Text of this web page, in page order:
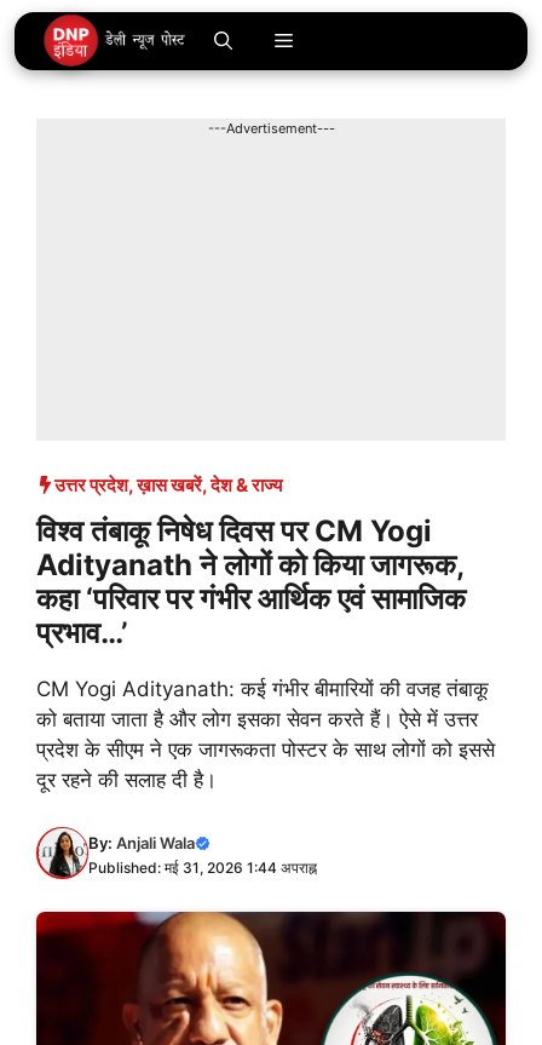
Skip
to
content
Menu
---Advertisement---
उत्तर प्रदेश,ख़ास खबरें,देश & राज्य
विश्व तंबाकू निषेध दिवस पर CM Yogi
Adityanath ने लोगों को किया जागरूक,
कहा ‘परिवार पर गंभीर आर्थिक एवं सामाजिक
प्रभाव…’
CM Yogi Adityanath: कई गंभीर बीमारियों की वजह तंबाकू
को बताया जाता है और लोग इसका सेवन करते हैं। ऐसे में उत्तर
प्रदेश के सीएम ने एक जागरूकता पोस्टर के साथ लोगों को इससे
दूर रहने की सलाह दी है।
By: Anjali Wala
Published: मई 31, 2026 1:44 अपराह्न